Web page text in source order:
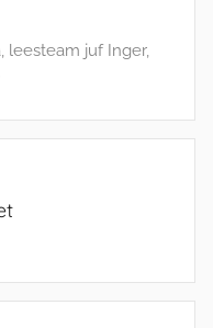
, leesteam juf Inger,